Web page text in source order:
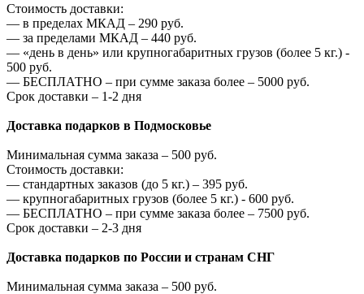
Стоимость доставки:
— в пределах МКАД – 290 руб.
— за пределами МКАД – 440 руб.
— «день в день» или крупногабаритных грузов (более 5 кг.) -
500 руб.
— БЕСПЛАТНО – при сумме заказа более – 5000 руб.
Срок доставки – 1-2 дня
Доставка подарков в Подмосковье
Минимальная сумма заказа – 500 руб.
Стоимость доставки:
— стандартных заказов (до 5 кг.) – 395 руб.
— крупногабаритных грузов (более 5 кг.) - 600 руб.
— БЕСПЛАТНО – при сумме заказа более – 7500 руб.
Срок доставки – 2-3 дня
Доставка подарков по России и странам СНГ
Минимальная сумма заказа – 500 руб.